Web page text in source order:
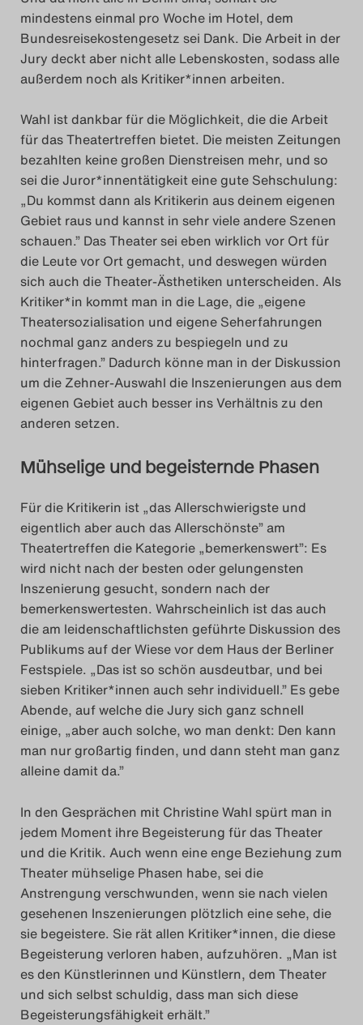
mindestens einmal pro Woche im Hotel, dem
Bundesreisekostengesetz sei Dank. Die Arbeit in der
Jury deckt aber nicht alle Lebenskosten, sodass alle
außerdem noch als Kritiker*innen arbeiten.
Wahl ist dankbar für die Möglichkeit, die die Arbeit
für das Theatertreffen bietet. Die meisten Zeitungen
bezahlten keine großen Dienstreisen mehr, und so
sei die Juror*innentätigkeit eine gute Sehschulung:
„Du kommst dann als Kritikerin aus deinem eigenen
Gebiet raus und kannst in sehr viele andere Szenen
schauen.” Das Theater sei eben wirklich vor Ort für
die Leute vor Ort gemacht, und deswegen würden
sich auch die Theater-Ästhetiken unterscheiden. Als
Kritiker*in kommt man in die Lage, die „eigene
Theatersozialisation und eigene Seherfahrungen
nochmal ganz anders zu bespiegeln und zu
hinterfragen.” Dadurch könne man in der Diskussion
um die Zehner-Auswahl die Inszenierungen aus dem
eigenen Gebiet auch besser ins Verhältnis zu den
anderen setzen.
Mühselige und begeisternde Phasen
Für die Kritikerin ist „das Allerschwierigste und
eigentlich aber auch das Allerschönste” am
Theatertreffen die Kategorie „bemerkenswert”: Es
wird nicht nach der besten oder gelungensten
Inszenierung gesucht, sondern nach der
bemerkenswertesten. Wahrscheinlich ist das auch
die am leidenschaftlichsten geführte Diskussion des
Publikums auf der Wiese vor dem Haus der Berliner
Festspiele. „Das ist so schön ausdeutbar, und bei
sieben Kritiker*innen auch sehr individuell.” Es gebe
Abende, auf welche die Jury sich ganz schnell
einige, „aber auch solche, wo man denkt: Den kann
man nur großartig finden, und dann steht man ganz
alleine damit da.”
In den Gesprächen mit Christine Wahl spürt man in
jedem Moment ihre Begeisterung für das Theater
und die Kritik. Auch wenn eine enge Beziehung zum
Theater mühselige Phasen habe, sei die
Anstrengung verschwunden, wenn sie nach vielen
gesehenen Inszenierungen plötzlich eine sehe, die
sie begeistere. Sie rät allen Kritiker*innen, die diese
Begeisterung verloren haben, aufzuhören. „Man ist
es den Künstlerinnen und Künstlern, dem Theater
und sich selbst schuldig, dass man sich diese
Begeisterungsfähigkeit erhält.”